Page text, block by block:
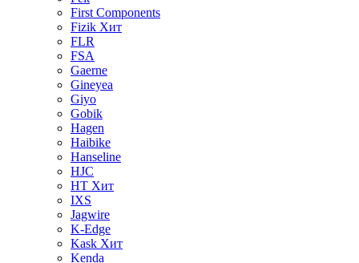
First Components
Fizik Хит
FLR
FSA
Gaerne
Gineyea
Giyo
Gobik
Hagen
Haibike
Hanseline
HJC
HT Хит
IXS
Jagwire
K-Edge
Kask Хит
Kenda